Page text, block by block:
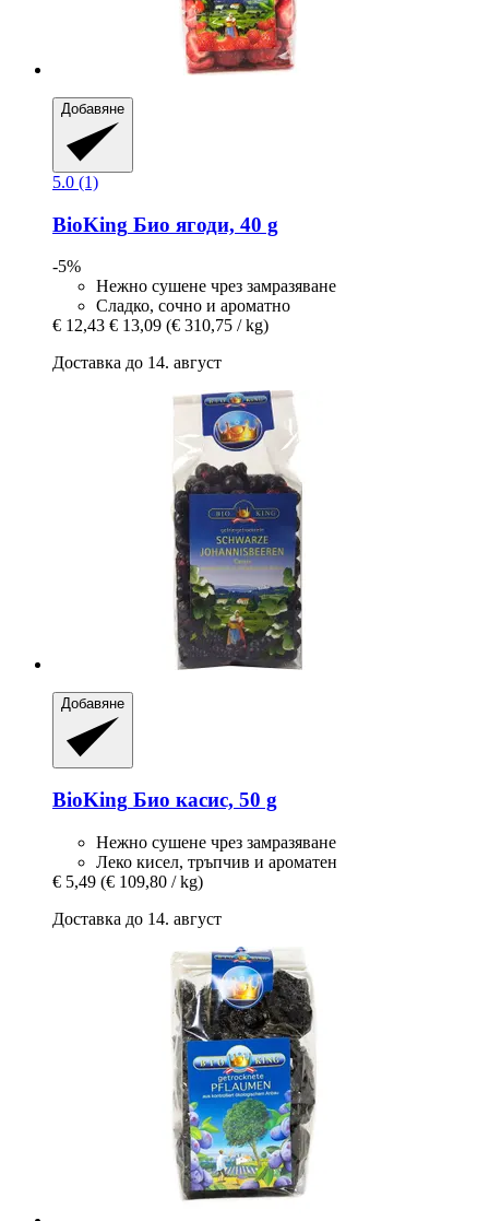
Добавяне
5.0 (1)
BioKing Био ягоди, 40 g
-5%
Нежно сушене чрез замразяване
Сладко, сочно и ароматно
€ 12,43 € 13,09 (€ 310,75 / kg)
Доставка до 14. август
Добавяне
BioKing Био касис, 50 g
Нежно сушене чрез замразяване
Леко кисел, тръпчив и ароматен
€ 5,49 (€ 109,80 / kg)
Доставка до 14. август